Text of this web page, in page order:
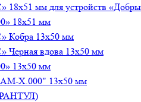
мм для устройств
18х51 мм
Кобра 13х50 мм
вдова 13х50 мм
13х50 мм
Х.000" 13х50 мм